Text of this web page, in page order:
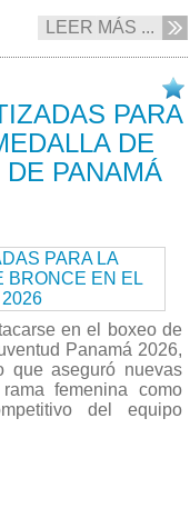
LEER MÁS ...
PARA
DE
PANAMÁ
en el boxeo de
Panamá 2026,
que aseguró nuevas
femenina como
del equipo